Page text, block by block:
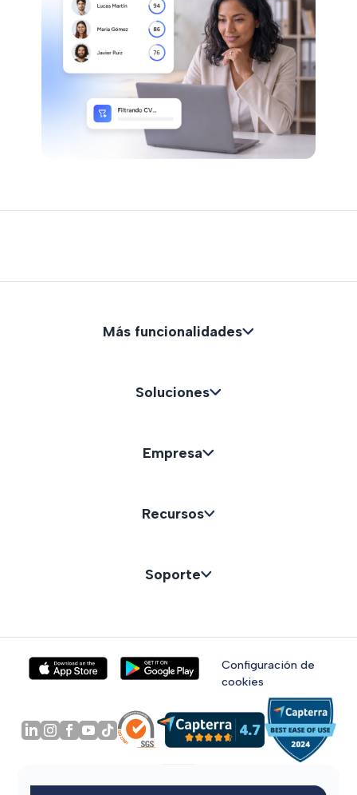
Más funcionalidades
Soluciones
Empresa
Recursos
Soporte
Configuración de
cookies